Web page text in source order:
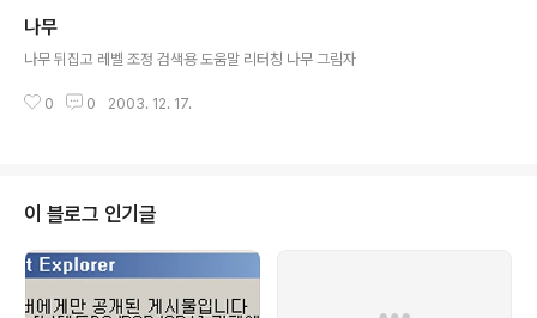
나무
나무 뒤집고 레벨 조정 검색용 도움말 리터칭 나무 그림자
0 0 2003. 12. 17.
이 블로그 인기글